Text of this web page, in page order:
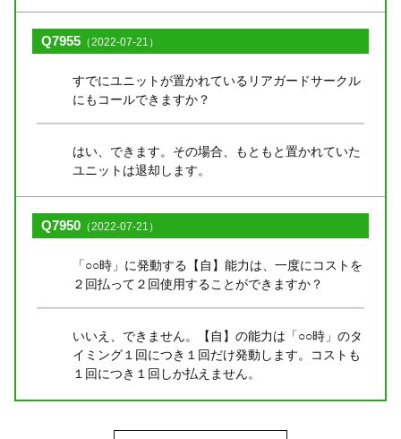
Q7955 （2022-07-21）
すでにユニットが置かれているリアガードサークル
にもコールできますか？
はい、できます。その場合、もともと置かれていた
ユニットは退却します。
Q7950 （2022-07-21）
「○○時」に発動する【自】能力は、一度にコストを
２回払って２回使用することができますか？
いいえ、できません。【自】の能力は「○○時」のタ
イミング１回につき１回だけ発動します。コストも
１回につき１回しか払えません。